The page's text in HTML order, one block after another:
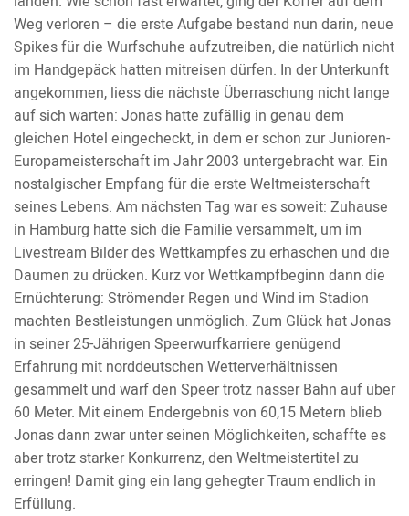
Weg verloren – die erste Aufgabe bestand nun darin, neue
Spikes für die Wurfschuhe aufzutreiben, die natürlich nicht
im Handgepäck hatten mitreisen dürfen. In der Unterkunft
angekommen, liess die nächste Überraschung nicht lange
auf sich warten: Jonas hatte zufällig in genau dem
gleichen Hotel eingecheckt, in dem er schon zur Junioren-
Europameisterschaft im Jahr 2003 untergebracht war. Ein
nostalgischer Empfang für die erste Weltmeisterschaft
seines Lebens. Am nächsten Tag war es soweit: Zuhause
in Hamburg hatte sich die Familie versammelt, um im
Livestream Bilder des Wettkampfes zu erhaschen und die
Daumen zu drücken. Kurz vor Wettkampfbeginn dann die
Ernüchterung: Strömender Regen und Wind im Stadion
machten Bestleistungen unmöglich. Zum Glück hat Jonas
in seiner 25-Jährigen Speerwurfkarriere genügend
Erfahrung mit norddeutschen Wetterverhältnissen
gesammelt und warf den Speer trotz nasser Bahn auf über
60 Meter. Mit einem Endergebnis von 60,15 Metern blieb
Jonas dann zwar unter seinen Möglichkeiten, schaffte es
aber trotz starker Konkurrenz, den Weltmeistertitel zu
erringen! Damit ging ein lang gehegter Traum endlich in
Erfüllung.